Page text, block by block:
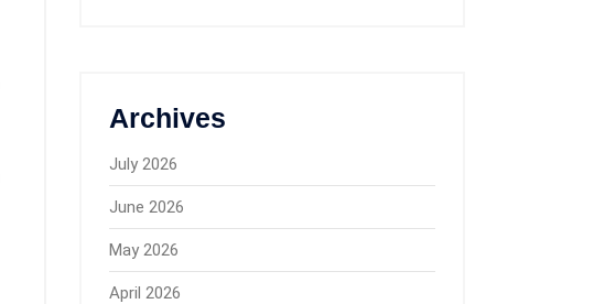
Archives
July 2026
June 2026
May 2026
April 2026